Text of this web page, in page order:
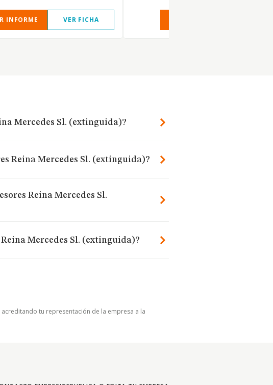
INFORME VER FICHA
Mercedes Sl. (extinguida)?
Reina Mercedes Sl. (extinguida)?
Reina Mercedes Sl.
Mercedes Sl. (extinguida)?
acreditando tu representación de la empresa a la